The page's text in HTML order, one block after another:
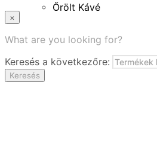
Őrölt Kávé
Instant Kávé
Zacskó Tea
Tartozékok
×
What are you looking for?
Keresés a következőre:
Keresés